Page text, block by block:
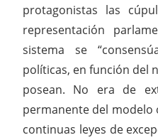
protagonistas las
representación
sistema se
políticas, en función del
posean. No era de
permanente del modelo
continuas leyes de